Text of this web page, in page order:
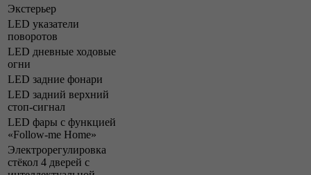
Экстерьер
LED указатели
поворотов
LED дневные ходовые
огни
LED задние фонари
LED задний верхний
стоп-сигнал
LED фары с функцией
«Follow-me Home»
Электрорегулировка
стёкол 4 дверей с